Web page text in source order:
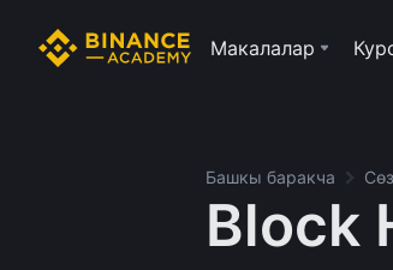
Макалалар
Башкы баракча
Block